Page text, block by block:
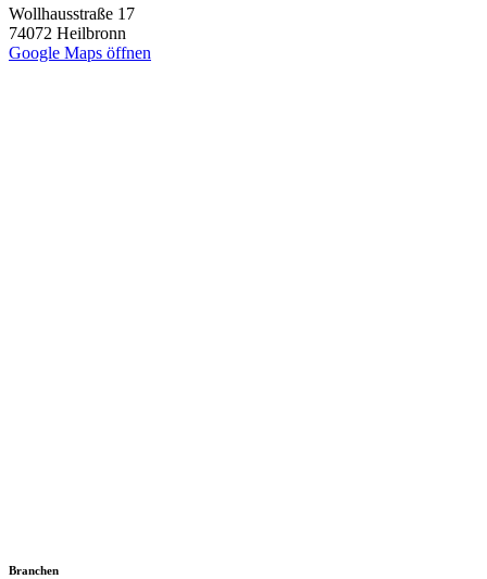
Wollhausstraße 17
74072 Heilbronn
Google Maps öffnen
Branchen